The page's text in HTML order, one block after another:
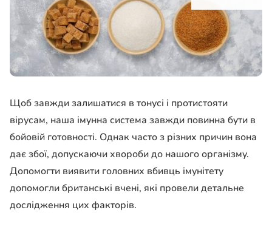
Щоб завжди залишатися в тонусі і протистояти
вірусам, наша імунна система завжди повинна бути в
бойовій готовності. Однак часто з різних причин вона
дає збої, допускаючи хвороби до нашого організму.
Допомогти виявити головних вбивць імунітету
допомогли британські вчені, які провели детальне
дослідження цих факторів.